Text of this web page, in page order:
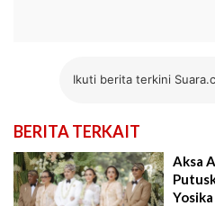
Ikuti berita terkini
BERITA TERKAIT
Aksa